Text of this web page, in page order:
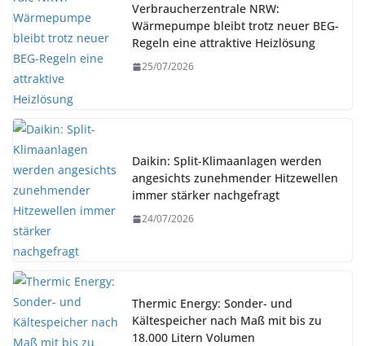
Verbraucherzentrale NRW:
Wärmepumpe bleibt trotz neuer BEG-
Regeln eine attraktive Heizlösung
25/07/2026
Daikin: Split-Klimaanlagen werden
angesichts zunehmender Hitzewellen
immer stärker nachgefragt
24/07/2026
Thermic Energy: Sonder- und
Kältespeicher nach Maß mit bis zu
18.000 Litern Volumen